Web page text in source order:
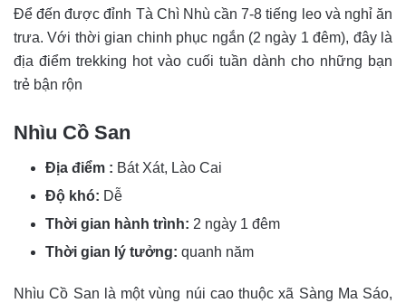
Để đến được đỉnh Tà Chì Nhù cần 7-8 tiếng leo và nghỉ ăn
trưa. Với thời gian chinh phục ngắn (2 ngày 1 đêm), đây là
địa điểm trekking hot vào cuối tuần dành cho những bạn
trẻ bận rộn
Nhìu Cồ San
Địa điểm : Bát Xát, Lào Cai
Độ khó: Dễ
Thời gian hành trình: 2 ngày 1 đêm
Thời gian lý tưởng: quanh năm
Nhìu Cồ San là một vùng núi cao thuộc xã Sàng Ma Sáo,